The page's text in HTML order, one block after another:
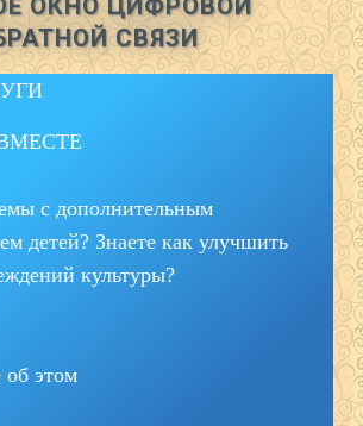
СВЯЗИ
с дополнительным
детей? Знаете как улучшить
культуры?
об этом